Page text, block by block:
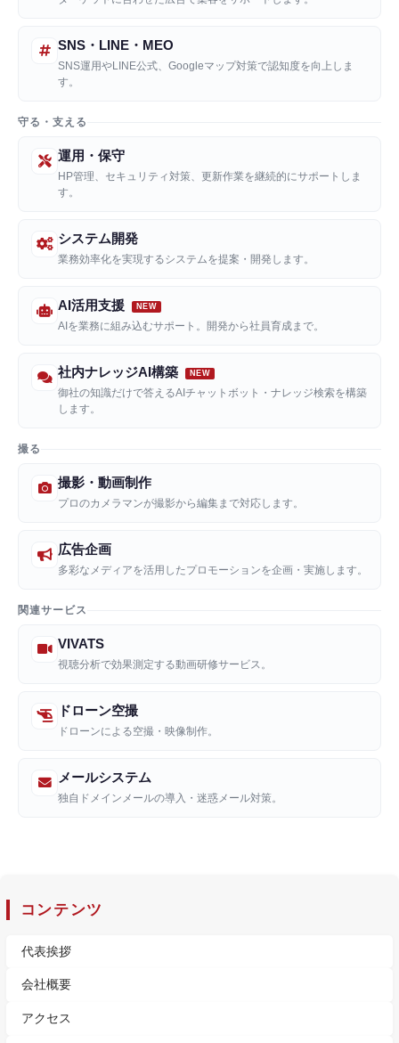
SNS・LINE・MEO
SNS運用やLINE公式、Googleマップ対策で認知度を向上しま
す。
守る・支える
運用・保守
HP管理、セキュリティ対策、更新作業を継続的にサポートしま
す。
システム開発
業務効率化を実現するシステムを提案・開発します。
AI活用支援
AIを業務に組み込むサポート。開発から社員育成まで。
社内ナレッジAI構築
御社の知識だけで答えるAIチャットボット・ナレッジ検索を構築
します。
撮る
撮影・動画制作
プロのカメラマンが撮影から編集まで対応します。
広告企画
多彩なメディアを活用したプロモーションを企画・実施します。
関連サービス
VIVATS
視聴分析で効果測定する動画研修サービス。
ドローン空撮
ドローンによる空撮・映像制作。
メールシステム
独自ドメインメールの導入・迷惑メール対策。
コンテンツ
代表挨拶
会社概要
アクセス